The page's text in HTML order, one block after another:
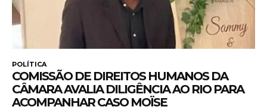
POLÍTICA
COMISSÃO DE DIREITOS HUMANOS DA
CÂMARA AVALIA DILIGÊNCIA AO RIO PARA
ACOMPANHAR CASO MOÏSE